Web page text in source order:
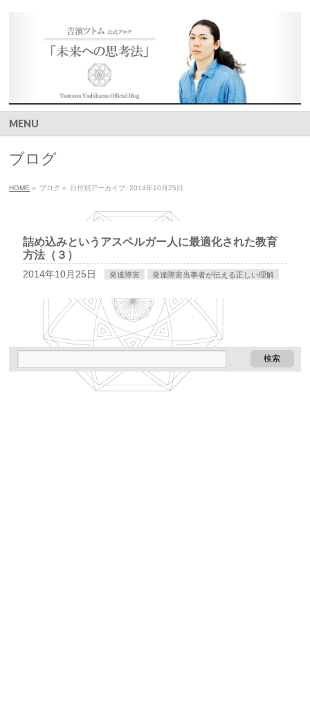
MENU
ブログ
HOME » ブログ » 日付別アーカイブ: 2014年10月25日
詰め込みというアスペルガー人に最適化された教育
方法（３）
2014年10月25日 発達障害 発達障害当事者が伝える正しい理解